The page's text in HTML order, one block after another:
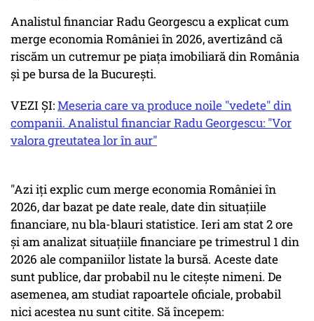
Analistul financiar Radu Georgescu a explicat cum
merge economia României în 2026, avertizând că
riscăm un cutremur pe piața imobiliară din România
și pe bursa de la București.
VEZI ȘI:Meseria care va produce noile "vedete" din
companii. Analistul financiar Radu Georgescu: "Vor
valora greutatea lor în aur"
"Azi iți explic cum merge economia României în
2026, dar bazat pe date reale, date din situațiile
financiare, nu bla-blauri statistice. Ieri am stat 2 ore
și am analizat situațiile financiare pe trimestrul 1 din
2026 ale companiilor listate la bursă. Aceste date
sunt publice, dar probabil nu le citește nimeni. De
asemenea, am studiat rapoartele oficiale, probabil
nici acestea nu sunt citite. Să începem: